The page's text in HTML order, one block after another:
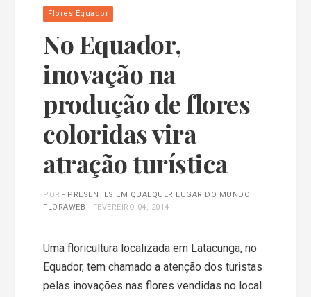
Flores Equador
No Equador,
inovação na
produção de flores
coloridas vira
atração turística
POR- PRESENTES EM QUALQUER LUGAR DO MUNDO
FLORAWEB - FEVEREIRO 04, 2014
Uma floricultura localizada em Latacunga, no
Equador, tem chamado a atenção dos turistas
pelas inovações nas flores vendidas no local.